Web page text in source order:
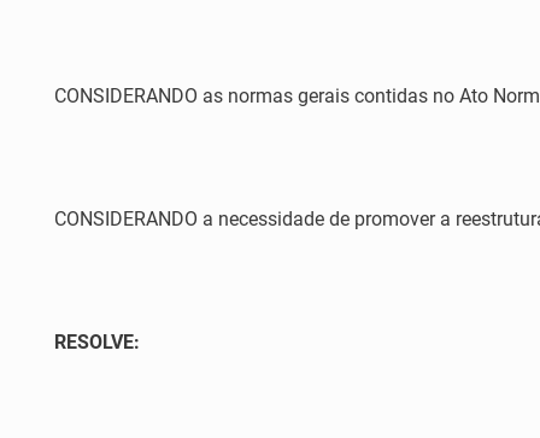
CONSIDERANDO as normas gerais contidas no Ato
CONSIDERANDO a necessidade de promover a
RESOLVE: